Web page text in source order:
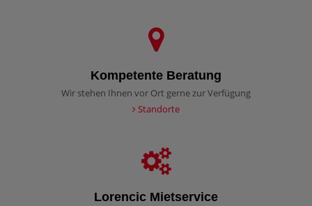
Kompetente Beratung
Wir stehen Ihnen vor Ort gerne zur Verfügung
Standorte
Lorencic Mietservice